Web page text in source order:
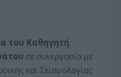
του Καθηγητή
σε συνεργασία με
και Σεισμολογίας